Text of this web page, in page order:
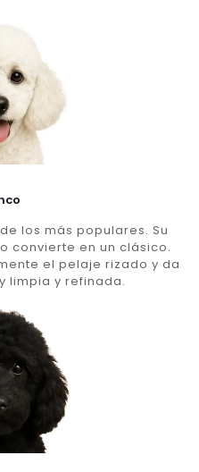
los más populares. Su
convierte en un clásico.
el pelaje rizado y da
limpia y refinada.